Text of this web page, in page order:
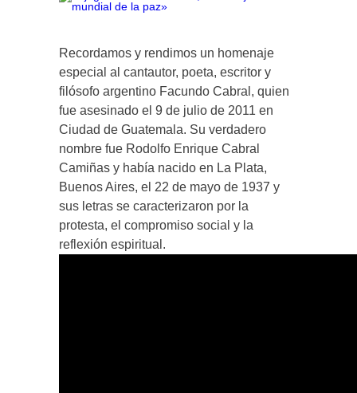
Recordamos y rendimos un homenaje
especial al cantautor, poeta, escritor y
filósofo argentino Facundo Cabral, quien
fue asesinado el 9 de julio de 2011 en
Ciudad de Guatemala. Su verdadero
nombre fue Rodolfo Enrique Cabral
Camiñas y había nacido en La Plata,
Buenos Aires, el 22 de mayo de 1937 y
sus letras se caracterizaron por la
protesta, el compromiso social y la
reflexión espiritual.